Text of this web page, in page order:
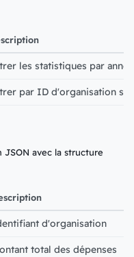
les statistiques par
par ID d'organisation
avec la structure
d'organisation
total des dépenses